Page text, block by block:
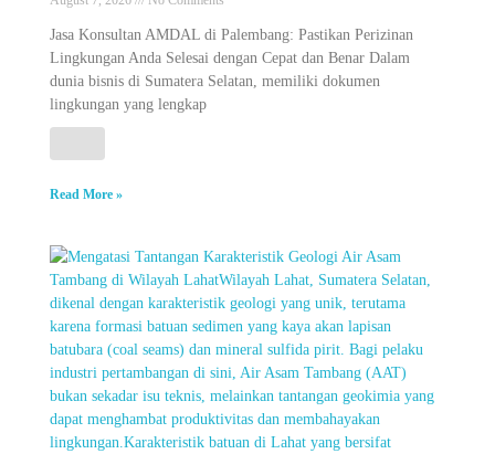
Jasa Konsultan AMDAL di Palembang: Pastikan Perizinan
Lingkungan Anda Selesai dengan Cepat dan Benar Dalam
dunia bisnis di Sumatera Selatan, memiliki dokumen
lingkungan yang lengkap
Read More »